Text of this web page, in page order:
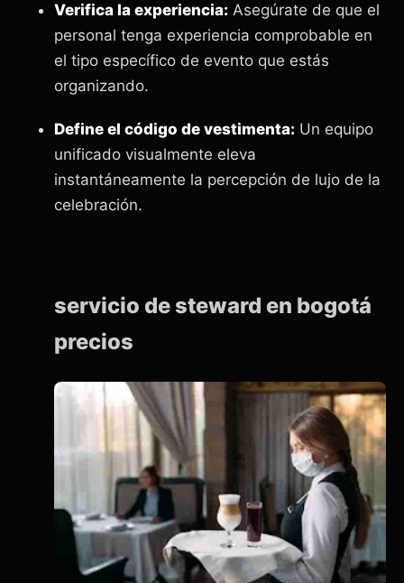
Verifica la experiencia: Asegúrate de que el
personal tenga experiencia comprobable en
el tipo específico de evento que estás
organizando.
Define el código de vestimenta: Un equipo
unificado visualmente eleva
instantáneamente la percepción de lujo de la
celebración.
servicio de steward en bogotá
precios